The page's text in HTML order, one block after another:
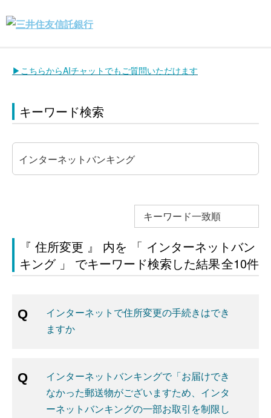
▶こちらからAIチャットでもご質問いただけます
キーワード検索
キーワード一致順
『 住所変更 』 内を 「 インターネットバン
キング 」 でキーワード検索した結果全10件
インターネットで住所変更の手続きはでき
ますか
インターネットバンキングで「お届けでき
なかった郵送物がございますため、インタ
ーネットバンキングの一部お取引を制限し